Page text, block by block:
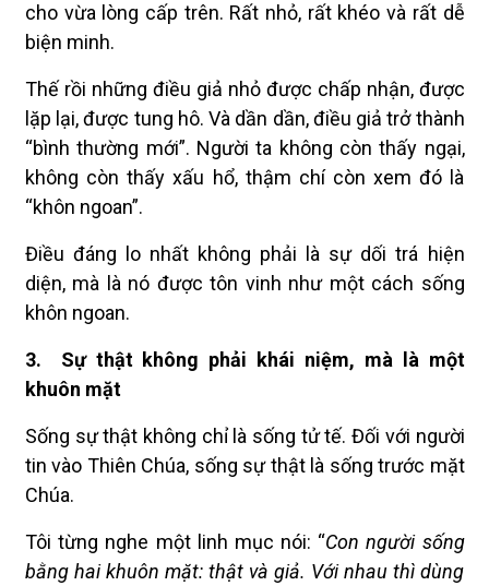
cho vừa lòng cấp trên. Rất nhỏ, rất khéo và rất dễ
biện minh.
Thế rồi những điều giả nhỏ được chấp nhận, được
lặp lại, được tung hô. Và dần dần, điều giả trở thành
“bình thường mới”. Người ta không còn thấy ngại,
không còn thấy xấu hổ, thậm chí còn xem đó là
“khôn ngoan”.
Điều đáng lo nhất không phải là sự dối trá hiện
diện, mà là nó được tôn vinh như một cách sống
khôn ngoan.
3.
Sự thật không phải khái niệm, mà là một
khuôn mặt
Sống sự thật không chỉ là sống tử tế. Đối với người
tin vào Thiên Chúa, sống sự thật là sống trước mặt
Chúa.
Tôi từng nghe một linh mục nói: “Con người sống
bằng hai khuôn mặt: thật và giả. Với nhau thì dùng